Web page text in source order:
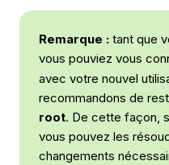
Remarque : tant que
vous pouviez vous
avec votre nouvel
recommandons de
root. De cette façon,
vous pouvez les
changements